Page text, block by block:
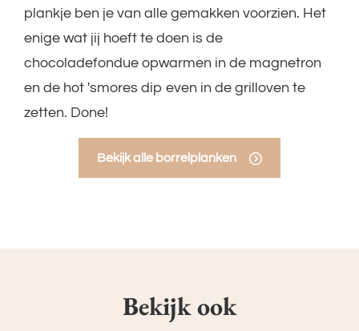
plankje ben je van alle gemakken voorzien. Het
enige wat jij hoeft te doen is de
chocoladefondue opwarmen in de magnetron
en de hot 'smores dip even in de grilloven te
zetten. Done!
Bekijk alle borrelplanken
Bekijk ook